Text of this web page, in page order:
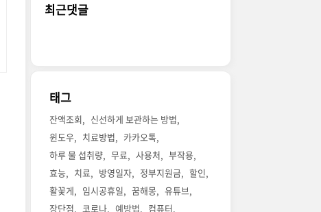
최근댓글
태그
잔액조회
신선하게 보관하는 방법
윈도우
치료방법
카카오톡
하루 물 섭취량
무료 사용처
부작용
효능
치료 방영일자 정부지원금
할인
활꽃게
임시공휴일 꿈해몽
유튜브
장단점
코로나 예방법
컴퓨터